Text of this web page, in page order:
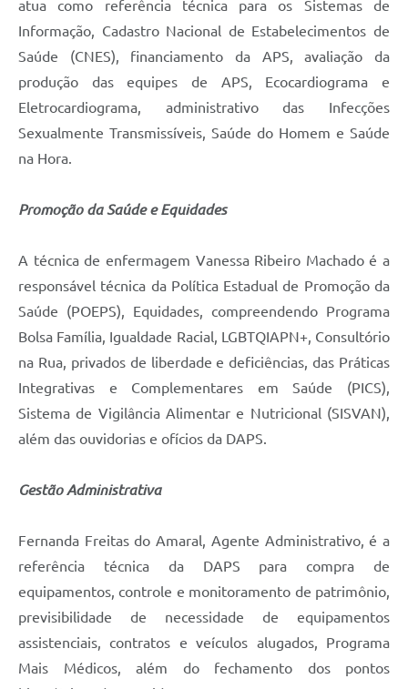
atua como referência técnica para os Sistemas de
Informação, Cadastro Nacional de Estabelecimentos de
Saúde (CNES), financiamento da APS, avaliação da
produção das equipes de APS, Ecocardiograma e
Eletrocardiograma, administrativo das Infecções
Sexualmente Transmissíveis, Saúde do Homem e Saúde
na Hora.
Promoção da Saúde e Equidades
A técnica de enfermagem Vanessa Ribeiro Machado é a
responsável técnica da Política Estadual de Promoção da
Saúde (POEPS), Equidades, compreendendo Programa
Bolsa Família, Igualdade Racial, LGBTQIAPN+, Consultório
na Rua, privados de liberdade e deficiências, das Práticas
Integrativas e Complementares em Saúde (PICS),
Sistema de Vigilância Alimentar e Nutricional (SISVAN),
além das ouvidorias e ofícios da DAPS.
Gestão Administrativa
Fernanda Freitas do Amaral, Agente Administrativo, é a
referência técnica da DAPS para compra de
equipamentos, controle e monitoramento de patrimônio,
previsibilidade de necessidade de equipamentos
assistenciais, contratos e veículos alugados, Programa
Mais Médicos, além do fechamento dos pontos